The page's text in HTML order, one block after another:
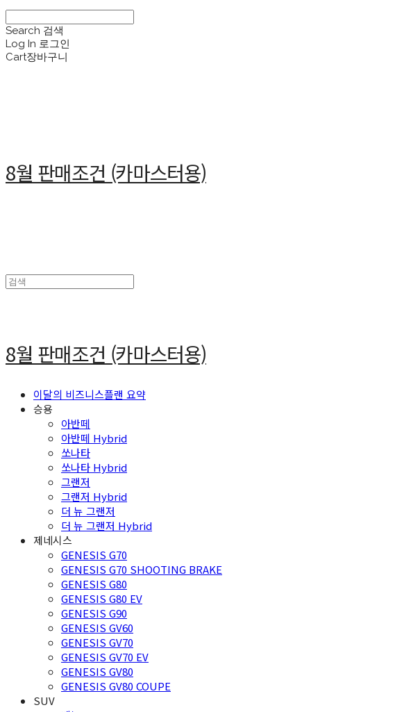
Search 검색
Log In 로그인
Cart장바구니
8월 판매조건 (카마스터용)
8월 판매조건 (카마스터용)
이달의 비즈니스플랜 요약
승용
아반떼
아반떼 Hybrid
쏘나타
쏘나타 Hybrid
그랜저
그랜저 Hybrid
더 뉴 그랜저
더 뉴 그랜저 Hybrid
제네시스
GENESIS G70
GENESIS G70 SHOOTING BRAKE
GENESIS G80
GENESIS G80 EV
GENESIS G90
GENESIS GV60
GENESIS GV70
GENESIS GV70 EV
GENESIS GV80
GENESIS GV80 COUPE
SUV